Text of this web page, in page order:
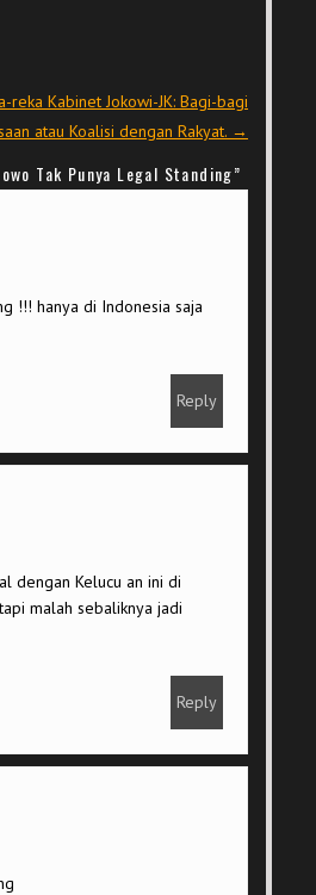
reka Kabinet Jokowi-JK: Bagi-bagi
atau Koalisi dengan Rakyat. →
Tak Punya Legal Standing”
!!! hanya di Indonesia saja
Reply
dengan Kelucu an ini di
malah sebaliknya jadi
Reply